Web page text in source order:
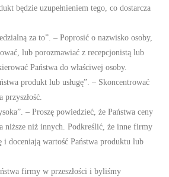
będzie uzupełnieniem tego, co dostarcza
za to”. – Poprosić o nazwisko osoby,
lub porozmawiać z recepcjonistą lub
Państwa do właściwej osoby.
produkt lub usługę”. – Skoncentrować
– Proszę powiedzieć, że Państwa ceny
niższe niż innych. Podkreślić, że inne firmy
i doceniają wartość Państwa produktu lub
firmy w przeszłości i byliśmy